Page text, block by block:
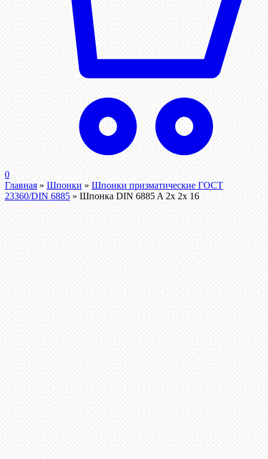
0
Главная » Шпонки » Шпонки призматические ГОСТ
23360/DIN 6885 » Шпонка DIN 6885 A 2x 2x 16